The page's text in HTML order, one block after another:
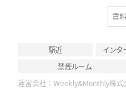
賃料
駅近 インタ
禁煙ルーム
運営会社： Weekly&Monthly株式